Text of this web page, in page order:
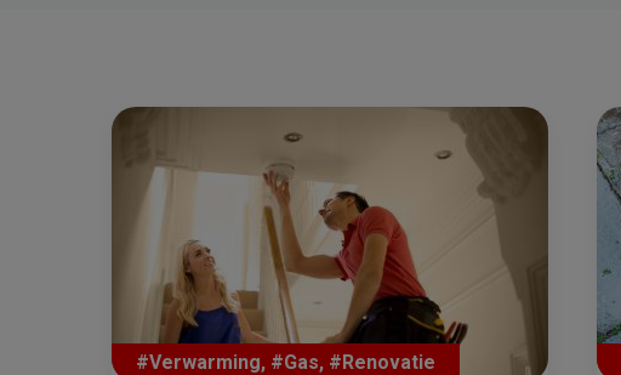
#Verwarming, #Gas, #Renovatie